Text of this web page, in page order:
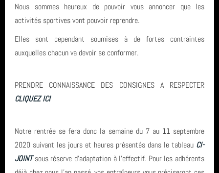
Nous sommes heureux de pouvoir vous annoncer que les
activités sportives vont pouvoir reprendre.
Elles sont cependant soumises à de fortes contraintes
auxquelles chacun va devoir se conformer.
PRENDRE CONNAISSANCE DES CONSIGNES A RESPECTER
CLIQUEZ ICI
Notre rentrée se fera donc la semaine du 7 au 11 septembre
2020 suivant les jours et heures présentés dans le tableau CI-
JOINT sous réserve d'adaptation à l'effectif. Pour les adhérents